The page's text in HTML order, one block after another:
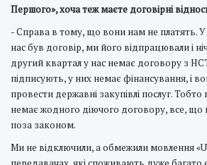
Першого», хоча теж маєте договірні
- Справа в тому, що вони нам не платять.
нас був договір, ми його відпрацювали і
другий квартал у нас немає договору з
підписують, у них немає фінансування, і
провести державні закупівлі послуг.
немає жодного діючого договору, все, що
поза законом.
Ми не відключили, а обмежили мовлення